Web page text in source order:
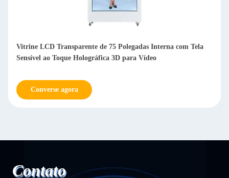
Tela LCD transparente montada na parede e no chão IP65 55
polegadas para elevador
Converse agora
Contato